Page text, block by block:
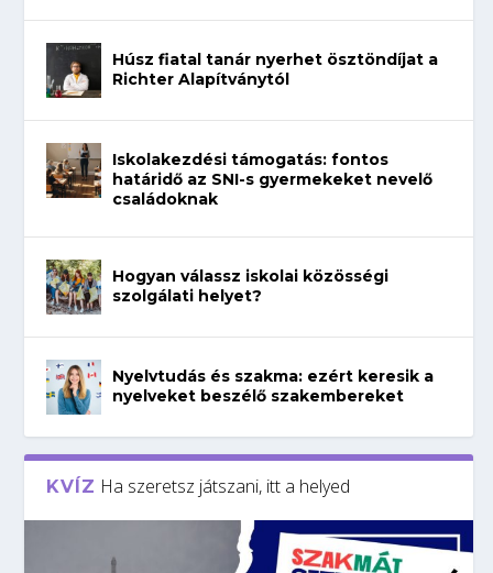
Húsz fiatal tanár nyerhet ösztöndíjat a
Richter Alapítványtól
Iskolakezdési támogatás: fontos
határidő az SNI-s gyermekeket nevelő
családoknak
Hogyan válassz iskolai közösségi
szolgálati helyet?
Nyelvtudás és szakma: ezért keresik a
nyelveket beszélő szakembereket
KVÍZ Ha szeretsz játszani, itt a helyed